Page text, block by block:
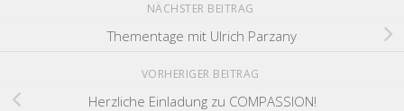
NÄCHSTER BEITRAG
Thementage mit Ulrich Parzany
VORHERIGER BEITRAG
Herzliche Einladung zu COMPASSION!